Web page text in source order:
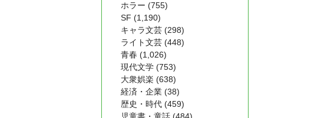
ホラー (755)
SF (1,190)
キャラ文芸 (298)
ライト文芸 (448)
青春 (1,026)
現代文学 (753)
大衆娯楽 (638)
経済・企業 (38)
歴史・時代 (459)